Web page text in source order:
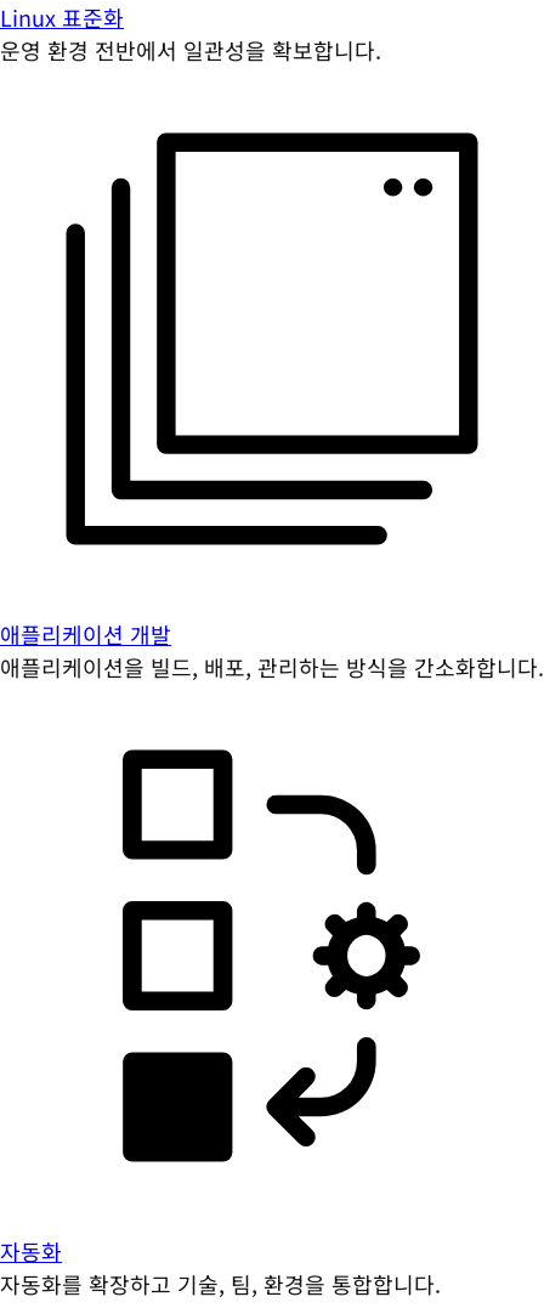
Linux 표준화
운영 환경 전반에서 일관성을 확보합니다.
애플리케이션 개발
애플리케이션을 빌드, 배포, 관리하는 방식을 간소화합니다.
자동화
자동화를 확장하고 기술, 팀, 환경을 통합합니다.